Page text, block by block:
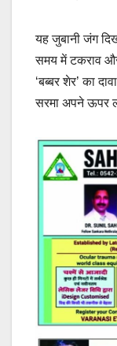
यह जुबानी जंग
समय में टकराव
‘बब्बर शेर’ का
सरमा अपने ऊपर